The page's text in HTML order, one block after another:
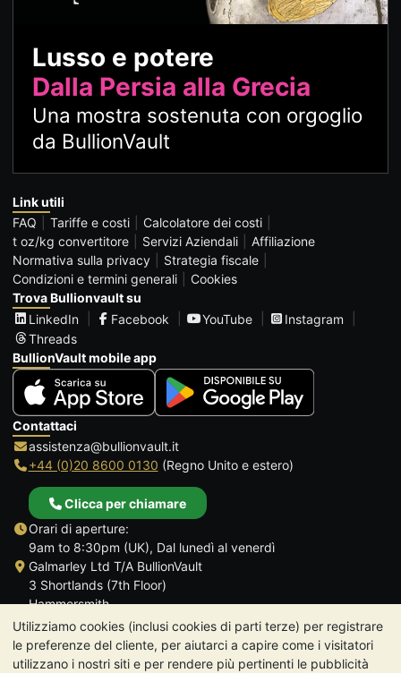
Utilizziamo cookies (inclusi cookies di parti terze) per registrare
le preferenze del cliente, per aiutarci a capire come i visitatori
utilizzano i nostri siti e per rendere più pertinenti le pubblicità
Lusso e potere
Dalla Persia alla Grecia
Una mostra sostenuta con orgoglio
da BullionVault
Link utili
FAQ
Tariffe e costi
Calcolatore dei costi
t oz/kg convertitore
Servizi Aziendali
Affiliazione
Normativa sulla privacy
Strategia fiscale
Condizioni e termini generali
Cookies
Trova Bullionvault su
LinkedIn
Facebook YouTube
Instagram
Threads
BullionVault mobile app
Contattaci
assistenza@bullionvault.it
+44 (0)20 8600 0130 (Regno Unito e estero)
Clicca per chiamare
Orari di aperture:
9am to 8:30pm (UK), Dal lunedì al venerdì
Galmarley Ltd T/A BullionVault
3 Shortlands (7th Floor)
Hammersmith
Londra
W6 8DA
Regno Unito